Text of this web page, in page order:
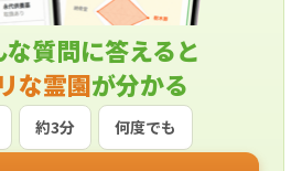
質問に答えると
な霊園が分かる
約3分 何度でも